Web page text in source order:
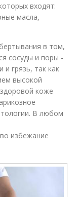
входят:
масла,
в том,
сосуды и поры -
грязь, так как
высокой
коже
В любом
избежание